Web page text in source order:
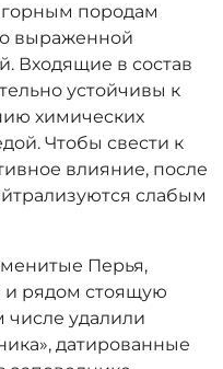
горным породам
выраженной
Входящие в состав
устойчивы к
химических
Чтобы свести к
влияние, после
слабым
Перья,
и рядом стоящую
числе удалили
датированные